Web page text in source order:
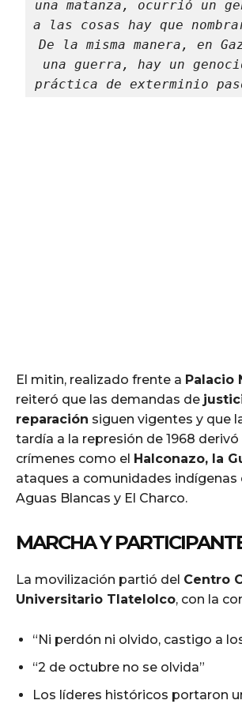
una matanza, ocurrió un
a las cosas hay que
De la misma manera, en
una guerra, hay un
práctica de exterminio
El mitin, realizado frente a Palacio
reiteró que las demandas de
reparación siguen vigentes y que
tardía a la represión de 1968
crímenes como el Halconazo, la
ataques a comunidades indígenas
Aguas Blancas y El Charco.
MARCHA Y
La movilización partió del Centro
Universitario Tlatelolco, con la
“Ni perdón ni olvido, castigo a
“2 de octubre no se olvida”
Los líderes históricos portaron